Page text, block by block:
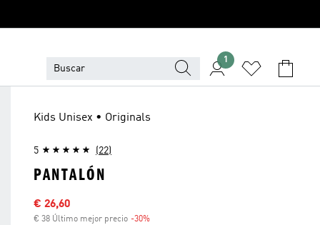
1
Kids Unisex • Originals
5 (22)
PANTALÓN
Precio rebajado
€ 26,60
€ 38 Último mejor precio -30%